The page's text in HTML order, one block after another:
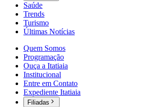
Saúde
Trends
Turismo
Últimas Notícias
Quem Somos
Programação
Ouça a Itatiaia
Institucional
Entre em Contato
Expediente Itatiaia
Filiadas